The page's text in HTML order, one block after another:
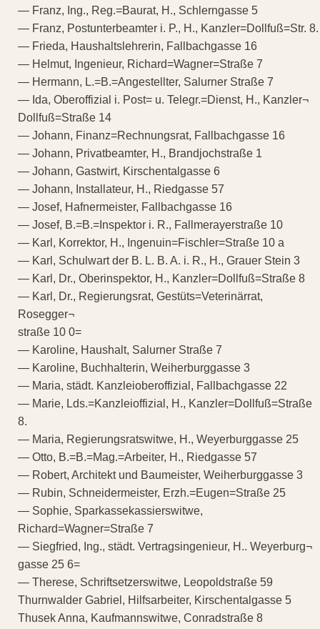
— Franz, Ing., Reg.=Baurat, H., Schlerngasse 5
— Franz, Postunterbeamter i. P., H., Kanzler=Dollfuß=Str. 8.
— Frieda, Haushaltslehrerin, Fallbachgasse 16
— Helmut, Ingenieur, Richard=Wagner=Straße 7
— Hermann, L.=B.=Angestellter, Salurner Straße 7
— Ida, Oberoffizial i. Post= u. Telegr.=Dienst, H., Kanzler¬
Dollfuß=Straße 14
— Johann, Finanz=Rechnungsrat, Fallbachgasse 16
— Johann, Privatbeamter, H., Brandjochstraße 1
— Johann, Gastwirt, Kirschentalgasse 6
— Johann, Installateur, H., Riedgasse 57
— Josef, Hafnermeister, Fallbachgasse 16
— Josef, B.=B.=Inspektor i. R., Fallmerayerstraße 10
— Karl, Korrektor, H., Ingenuin=Fischler=Straße 10 a
— Karl, Schulwart der B. L. B. A. i. R., H., Grauer Stein 3
— Karl, Dr., Oberinspektor, H., Kanzler=Dollfuß=Straße 8
— Karl, Dr., Regierungsrat, Gestüts=Veterinärrat,
Rosegger¬
straße 10 0=
— Karoline, Haushalt, Salurner Straße 7
— Karoline, Buchhalterin, Weiherburggasse 3
— Maria, städt. Kanzleioberoffizial, Fallbachgasse 22
— Marie, Lds.=Kanzleioffizial, H., Kanzler=Dollfuß=Straße
8.
— Maria, Regierungsratswitwe, H., Weyerburggasse 25
— Otto, B.=B.=Mag.=Arbeiter, H., Riedgasse 57
— Robert, Architekt und Baumeister, Weiherburggasse 3
— Rubin, Schneidermeister, Erzh.=Eugen=Straße 25
— Sophie, Sparkassekassierswitwe,
Richard=Wagner=Straße 7
— Siegfried, Ing., städt. Vertragsingenieur, H.. Weyerburg¬
gasse 25 6=
— Therese, Schriftsetzerswitwe, Leopoldstraße 59
Thurnwalder Gabriel, Hilfsarbeiter, Kirschentalgasse 5
Thusek Anna, Kaufmannswitwe, Conradstraße 8